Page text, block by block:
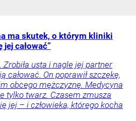
ma skutek, o którym kliniki
całować”
Zrobiła usta i nagle jej partner
całować. On poprawił szczękę,
obcego mężczyznę. Medycyna
tylko twarz. Czasem zmusza
jej – i człowieka, którego kocha